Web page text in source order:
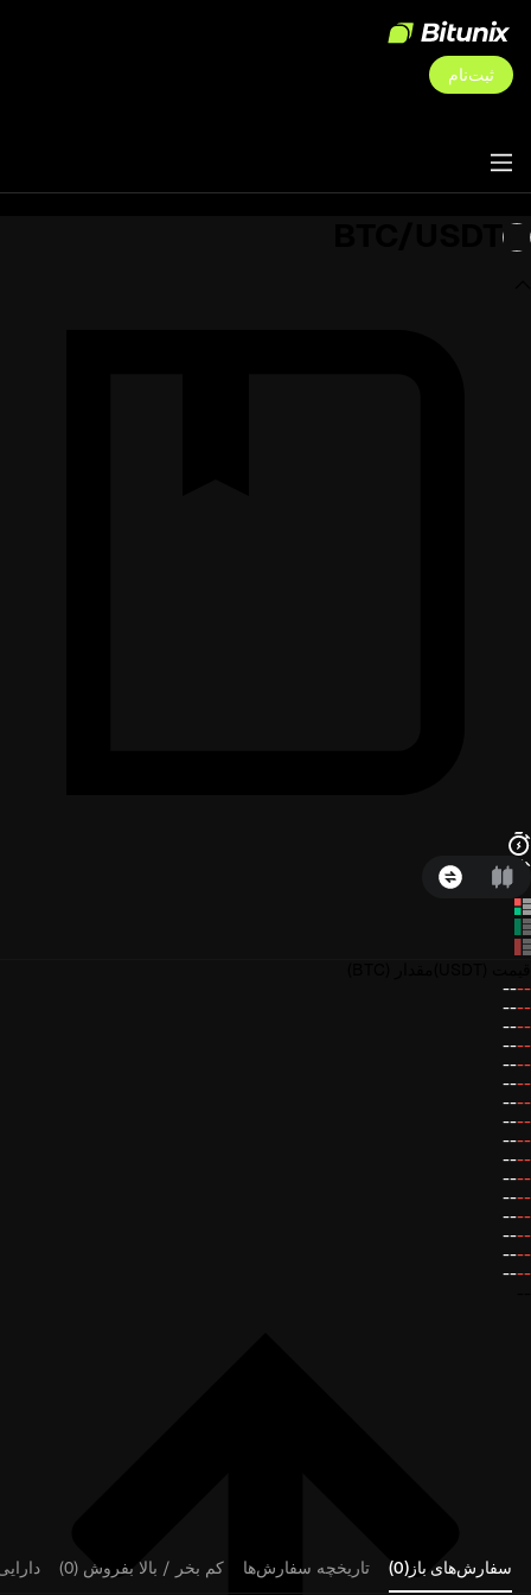
ثبت‌نام
--
--
--
--
--
--
--
--
--
--
--
--
--
--
--
--
--
--
--
--
--
--
--
--
--
--
--
--
--
--
--
--
سفارش‌های باز(0) تاریخچه سفارش‌ها کم بخر / بالا بفروش (0)